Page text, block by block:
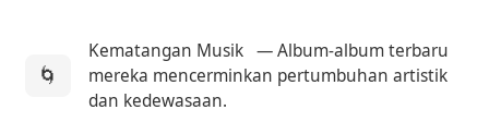
🌀
Kematangan Musik — Album-album terbaru
mereka mencerminkan pertumbuhan artistik
dan kedewasaan.